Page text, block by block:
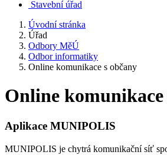
Stavební úřad
Úvodní stránka
Úřad
Odbory MěÚ
Odbor informatiky
Online komunikace s občany
Online komunikace
Aplikace MUNIPOLIS
MUNIPOLIS je chytrá komunikační síť